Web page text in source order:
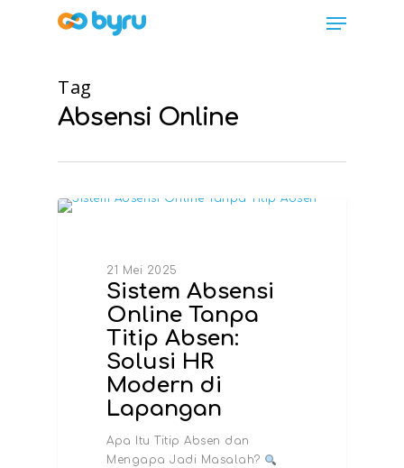
Tag
Absensi Online
21 Mei 2025
Sistem Absensi
Online Tanpa
Titip Absen:
Solusi HR
Modern di
Lapangan
Apa Itu Titip Absen dan
Mengapa Jadi Masalah?
FAQ